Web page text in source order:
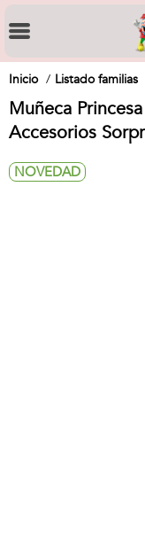
Inicio Listado familias
Muñeca
Accesorios
NOVEDAD